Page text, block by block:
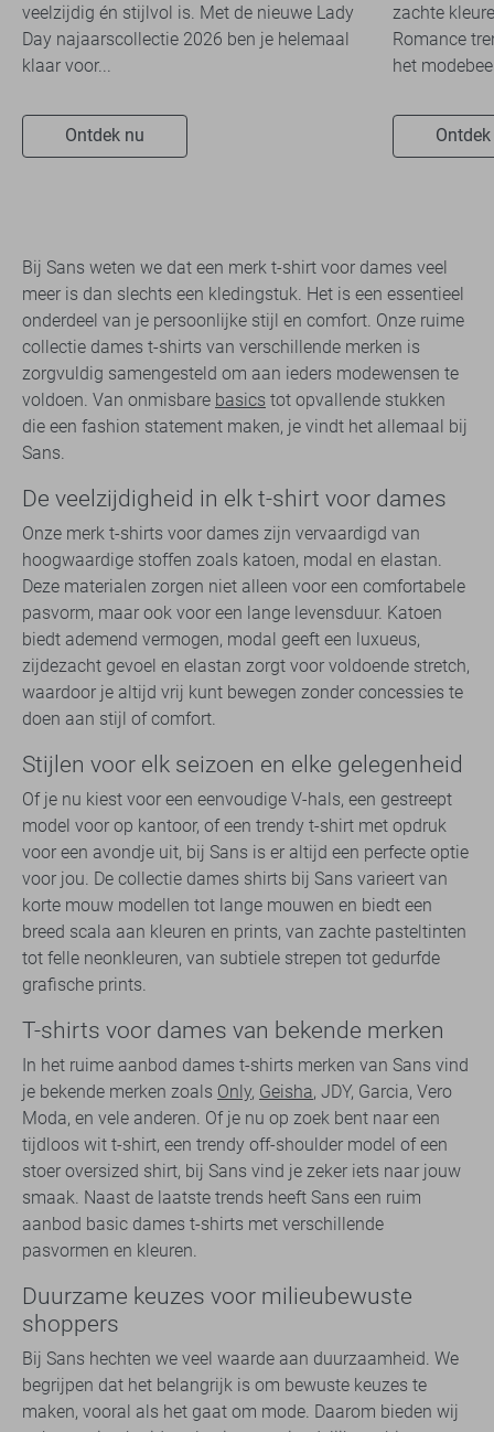
veelzijdig én stijlvol is. Met de nieuwe Lady
Day najaarscollectie 2026 ben je helemaal
klaar voor...
Ontdek nu
zachte
Romance
het
Bij Sans weten we dat een merk t-shirt voor dames veel
meer is dan slechts een kledingstuk. Het is een essentieel
onderdeel van je persoonlijke stijl en comfort. Onze ruime
collectie dames t-shirts van verschillende merken is
zorgvuldig samengesteld om aan ieders modewensen te
voldoen. Van onmisbare basics tot opvallende stukken
die een fashion statement maken, je vindt het allemaal bij
Sans.
De veelzijdigheid in elk t-shirt voor dames
Onze merk t-shirts voor dames zijn vervaardigd van
hoogwaardige stoffen zoals katoen, modal en elastan.
Deze materialen zorgen niet alleen voor een comfortabele
pasvorm, maar ook voor een lange levensduur. Katoen
biedt ademend vermogen, modal geeft een luxueus,
zijdezacht gevoel en elastan zorgt voor voldoende stretch,
waardoor je altijd vrij kunt bewegen zonder concessies te
doen aan stijl of comfort.
Stijlen voor elk seizoen en elke gelegenheid
Of je nu kiest voor een eenvoudige V-hals, een gestreept
model voor op kantoor, of een trendy t-shirt met opdruk
voor een avondje uit, bij Sans is er altijd een perfecte optie
voor jou. De collectie dames shirts bij Sans varieert van
korte mouw modellen tot lange mouwen en biedt een
breed scala aan kleuren en prints, van zachte pasteltinten
tot felle neonkleuren, van subtiele strepen tot gedurfde
grafische prints.
T-shirts voor dames van bekende merken
In het ruime aanbod dames t-shirts merken van Sans vind
je bekende merken zoals Only, Geisha, JDY, Garcia, Vero
Moda, en vele anderen. Of je nu op zoek bent naar een
tijdloos wit t-shirt, een trendy off-shoulder model of een
stoer oversized shirt, bij Sans vind je zeker iets naar jouw
smaak. Naast de laatste trends heeft Sans een ruim
aanbod basic dames t-shirts met verschillende
pasvormen en kleuren.
Duurzame keuzes voor milieubewuste
shoppers
Bij Sans hechten we veel waarde aan duurzaamheid. We
begrijpen dat het belangrijk is om bewuste keuzes te
maken, vooral als het gaat om mode. Daarom bieden wij